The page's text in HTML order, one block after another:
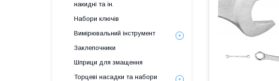
накидні та ін.
Набори ключів
Вимірювальний інструмент
Заклепочники
Шприци для змащення
Торцеві насадки та набори